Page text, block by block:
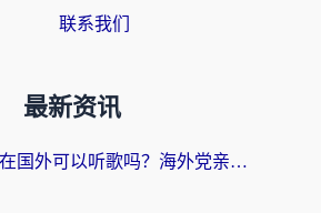
联系我们
最新资讯
酷狗会员在国外可以听歌吗？海外党亲测有效：3步解决音乐权限难题